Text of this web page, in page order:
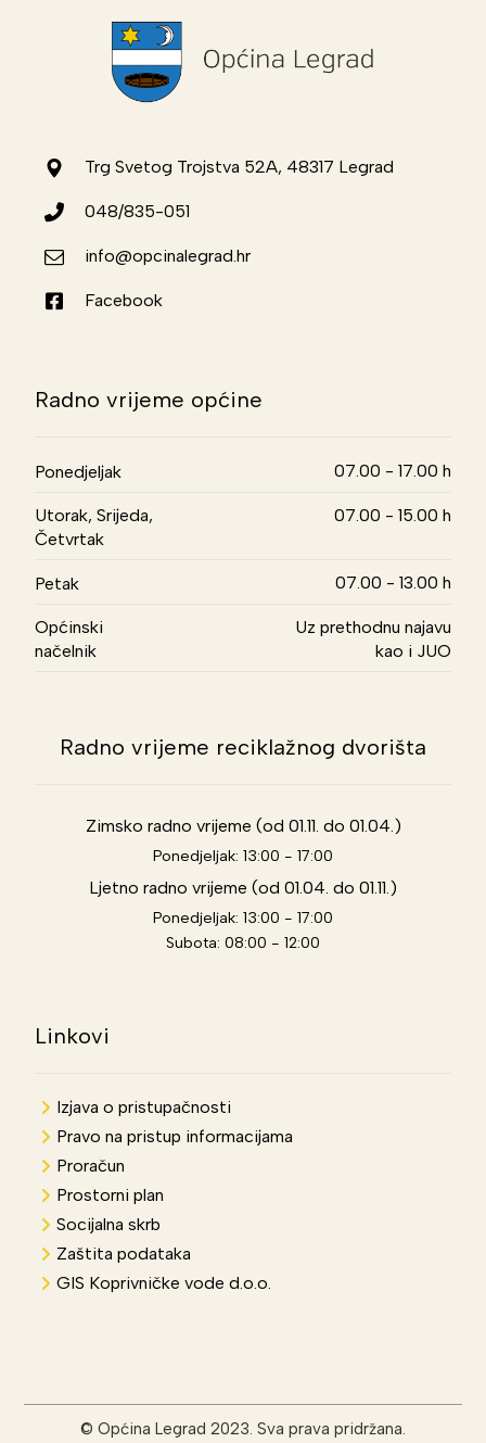
Trg Svetog Trojstva 52A, 48317 Legrad
048/835-051
info@opcinalegrad.hr
Facebook
Radno vrijeme općine
Ponedjeljak 07.00 - 17.00 h
Utorak, Srijeda,
Četvrtak
07.00 - 15.00 h
Petak 07.00 - 13.00 h
Općinski
načelnik
Uz prethodnu najavu
kao i JUO
Radno vrijeme reciklažnog dvorišta
Zimsko radno vrijeme (od 01.11. do 01.04.)
Ponedjeljak: 13:00 - 17:00
Ljetno radno vrijeme (od 01.04. do 01.11.)
Ponedjeljak: 13:00 - 17:00
Subota: 08:00 - 12:00
Linkovi
Izjava o pristupačnosti
Pravo na pristup informacijama
Proračun
Prostorni plan
Socijalna skrb
Zaštita podataka
GIS Koprivničke vode d.o.o.
© Općina Legrad 2023. Sva prava pridržana.